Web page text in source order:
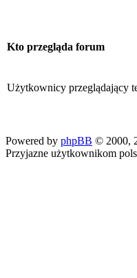
Kto przegląda forum
Użytkownicy przeglądający
Powered by phpBB © 2000,
Przyjazne użytkownikom